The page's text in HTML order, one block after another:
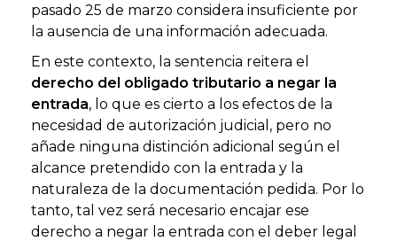
pasado 25 de marzo considera insuficiente por
la ausencia de una información adecuada.
En este contexto, la sentencia reitera el
derecho del obligado tributario a negar la
entrada, lo que es cierto a los efectos de la
necesidad de autorización judicial, pero no
añade ninguna distinción adicional según el
alcance pretendido con la entrada y la
naturaleza de la documentación pedida. Por lo
tanto, tal vez será necesario encajar ese
derecho a negar la entrada con el deber legal